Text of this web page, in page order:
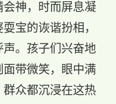
会神，时而屏息凝
宝的诙谐扮相，
。孩子们兴奋地
带微笑，眼中满
众都沉浸在这热